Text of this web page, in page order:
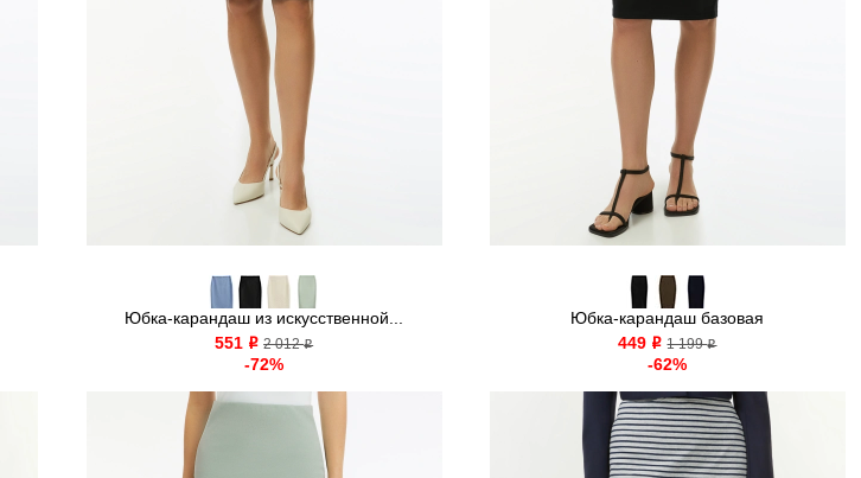
Юбка-карандаш из искусственной...
551 o 2 012o
-72%
Юбка-карандаш базовая
449 o 1 199o
-62%